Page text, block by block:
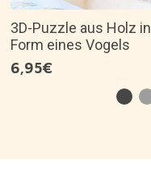
3D-Puzzle aus Holz in
Form eines Vogels
6,95€